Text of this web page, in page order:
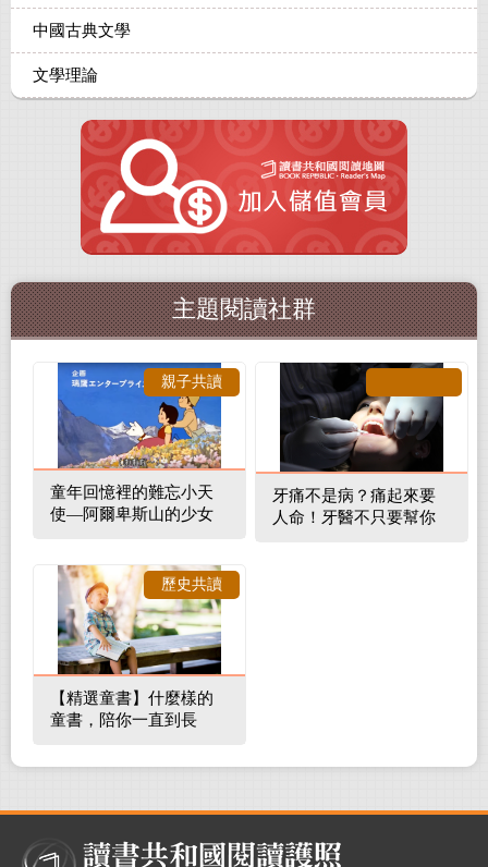
中國古典文學
文學理論
主題閱讀社群
童年回憶裡的難忘小天
使—阿爾卑斯山的少女
親子共讀
牙痛不是病？痛起來要
人命！牙醫不只要幫你
【精選童書】什麼樣的
童書，陪你一直到長
歷史共讀